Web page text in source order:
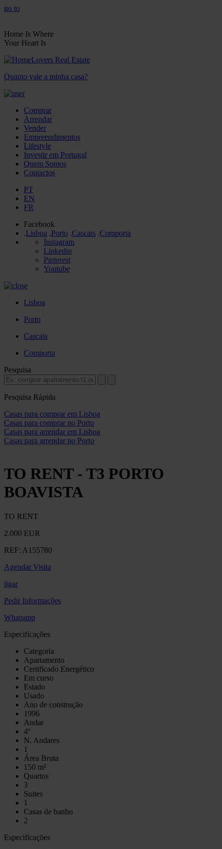
go to
Home Is Where
Your Heart Is
Quanto vale a minha casa?
Comprar
Arrendar
Vender
Empreendimentos
Lifestyle
Investir em Portugal
Quem Somos
Contactos
PT
EN
FR
Facebook
.Lisboa .Porto .Cascais .Comporta
Instagram
Linkedin
Pinterest
Youtube
Lisboa
Porto
Cascais
Comporta
Pesquisa
Pesquisa Rápida
Casas para comprar em Lisboa
Casas para comprar no Porto
Casas para arrendar em Lisboa
Casas para arrendar no Porto
TO RENT - T3 PORTO
BOAVISTA
TO RENT
2.000 EUR
REF: A155780
Agendar Visita
ligar
Pedir Informações
Whatsapp
Especificações
Categoria
Apartamento
Certificado Energético
Em curso
Estado
Usado
Ano de construção
1996
Andar
4º
N. Andares
1
Área Bruta
150 m²
Quartos
3
Suites
1
Casas de banho
2
Especificações